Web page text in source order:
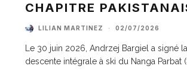
CHAPITRE
LILIAN MARTINEZ · 02/07/2026
Le 30 juin 2026, Andrzej Bargiel a signé
descente intégrale à ski du Nanga Parbat